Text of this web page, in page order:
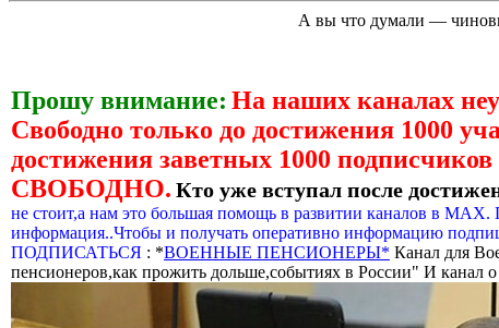
А вы что думали —
Прошу внимание: На наших каналах
Свободно только до достижения 1000
достижения заветных 1000
СВОБОДНО. Кто уже вступал после
не стоит,а нам это большая помощь в развитии каналов в
информация..Чтобы и получать оперативно информацию
ПОДПИСАТЬСЯ : *ВОЕННЫЕ ПЕНСИОНЕРЫ* Канал для
пенсионеров,как прожить дольше,событиях в России" И канал